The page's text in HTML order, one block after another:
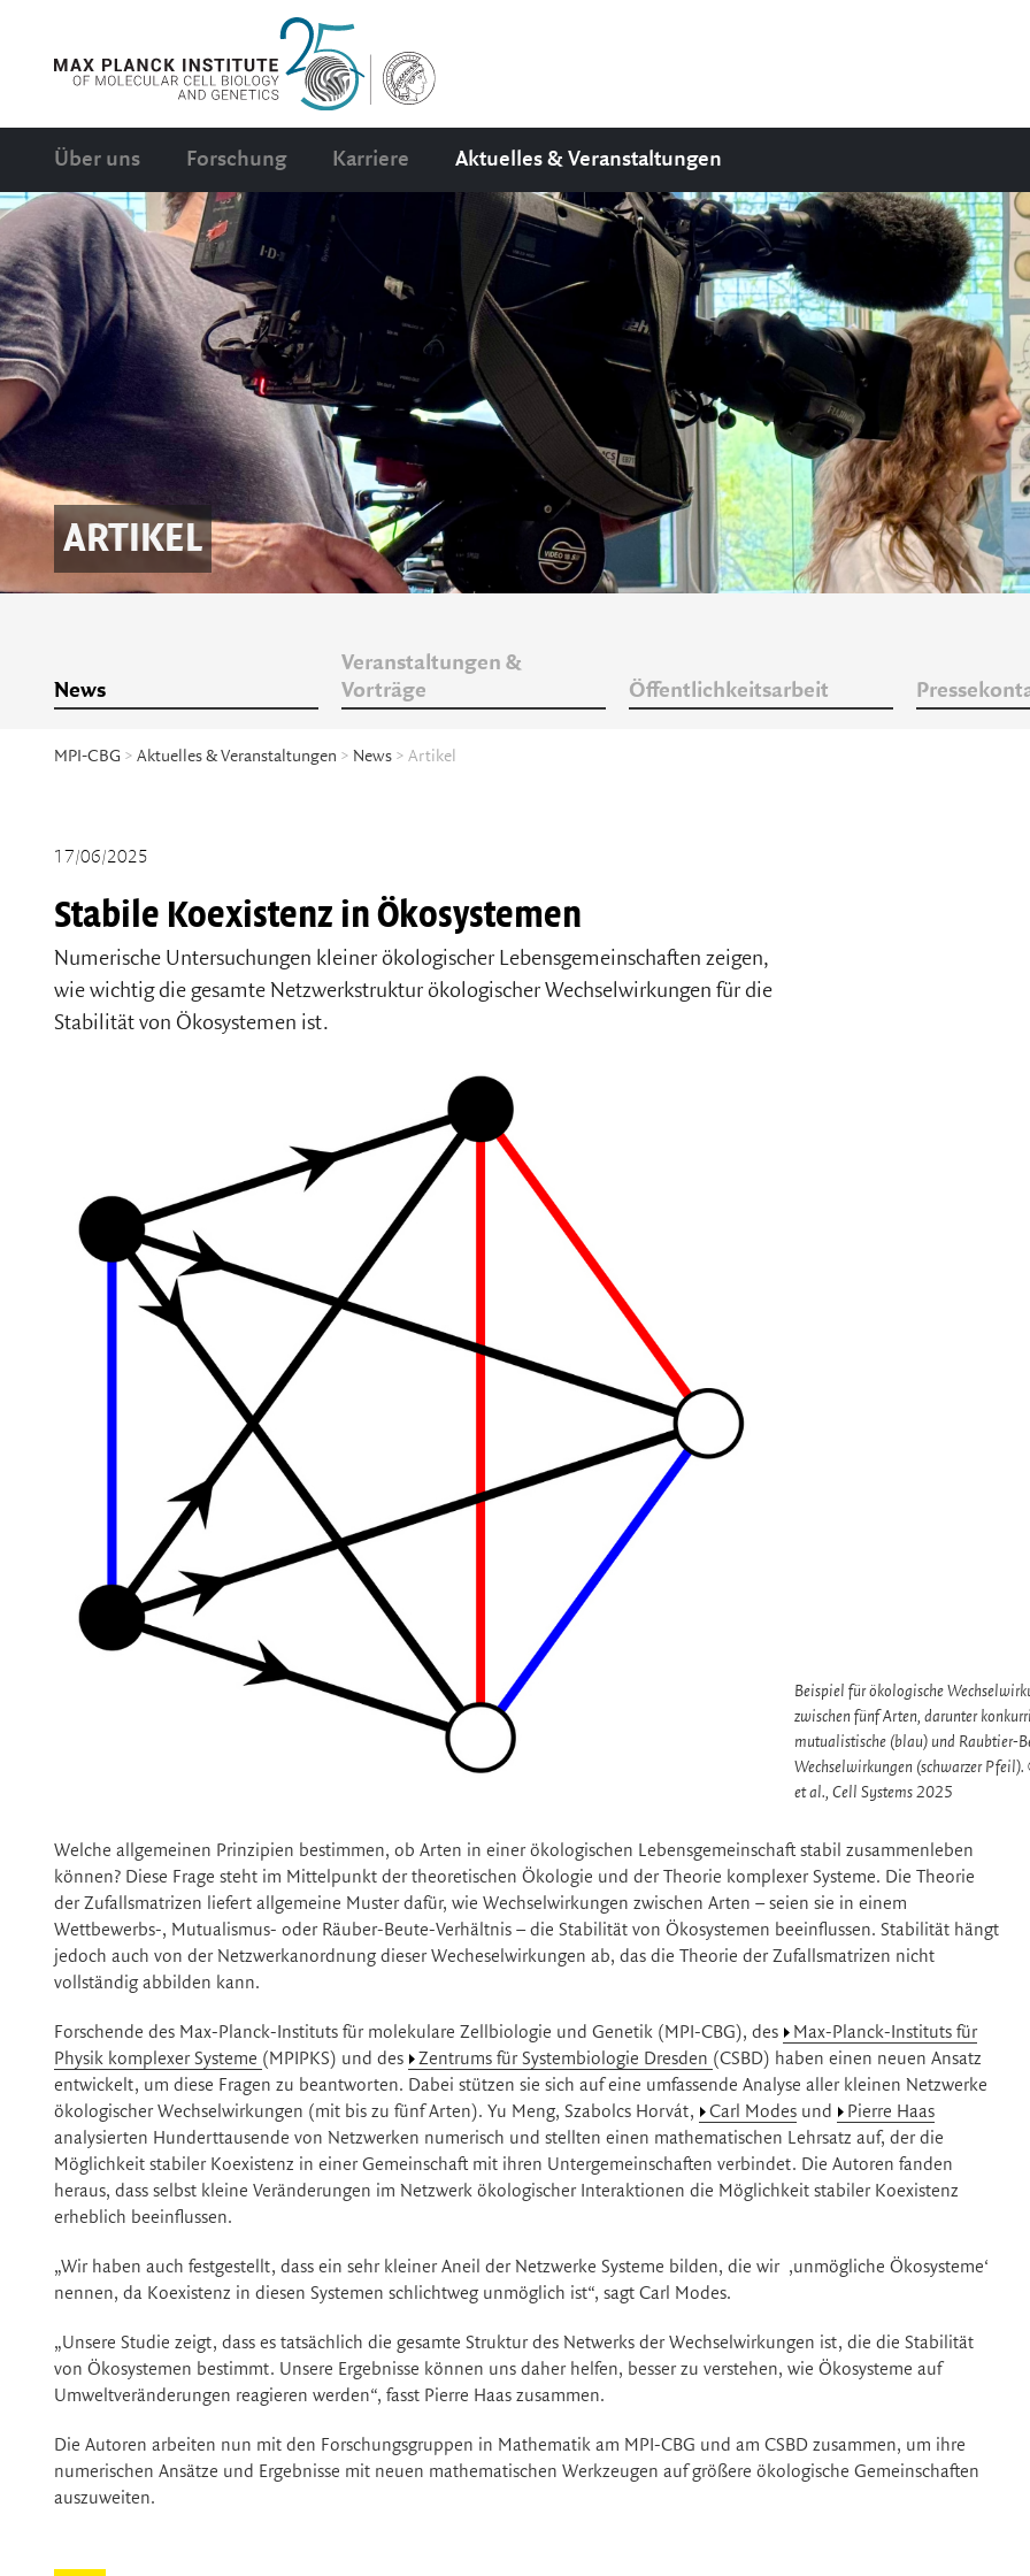
Über uns Forschung Karriere Aktuelles & Veranstaltungen
ARTIKEL
News
Veranstaltungen &
Vorträge
Öffentlichkeitsarbeit
MPI-CBG > Aktuelles & Veranstaltungen > News > Artikel
17/06/2025
Stabile Koexistenz in Ökosystemen
Numerische Untersuchungen kleiner ökologischer Lebensgemeinschaften zeigen,
wie wichtig die gesamte Netzwerkstruktur ökologischer Wechselwirkungen für die
Stabilität von Ökosystemen ist.
Beispiel für ökologische
zwischen fünf Arten, darunter
mutualistische (blau) und Raubtier-
Wechselwirkungen (schwarzer
et al., Cell Systems 2025
Welche allgemeinen Prinzipien bestimmen, ob Arten in einer ökologischen Lebensgemeinschaft stabil zusammenleben
können? Diese Frage steht im Mittelpunkt der theoretischen Ökologie und der Theorie komplexer Systeme. Die Theorie
der Zufallsmatrizen liefert allgemeine Muster dafür, wie Wechselwirkungen zwischen Arten – seien sie in einem
Wettbewerbs-, Mutualismus- oder Räuber-Beute-Verhältnis – die Stabilität von Ökosystemen beeinflussen. Stabilität hängt
jedoch auch von der Netzwerkanordnung dieser Wecheselwirkungen ab, das die Theorie der Zufallsmatrizen nicht
vollständig abbilden kann.
Forschende des Max-Planck-Instituts für molekulare Zellbiologie und Genetik (MPI-CBG), des
Max-Planck-Instituts für
Physik komplexer Systeme (MPIPKS) und des Zentrums für Systembiologie Dresden (CSBD) haben einen neuen Ansatz
entwickelt, um diese Fragen zu beantworten. Dabei stützen sie sich auf eine umfassende Analyse aller kleinen Netzwerke
ökologischer Wechselwirkungen (mit bis zu fünf Arten). Yu Meng, Szabolcs Horvát,
Carl Modes und
Pierre Haas
analysierten Hunderttausende von Netzwerken numerisch und stellten einen mathematischen Lehrsatz auf, der die
Möglichkeit stabiler Koexistenz in einer Gemeinschaft mit ihren Untergemeinschaften verbindet. Die Autoren fanden
heraus, dass selbst kleine Veränderungen im Netzwerk ökologischer Interaktionen die Möglichkeit stabiler Koexistenz
erheblich beeinflussen.
„Wir haben auch festgestellt, dass ein sehr kleiner Aneil der Netzwerke Systeme bilden, die wir ‚unmögliche Ökosysteme‘
nennen, da Koexistenz in diesen Systemen schlichtweg unmöglich ist“, sagt Carl Modes.
„Unsere Studie zeigt, dass es tatsächlich die gesamte Struktur des Netwerks der Wechselwirkungen ist, die die Stabilität
von Ökosystemen bestimmt. Unsere Ergebnisse können uns daher helfen, besser zu verstehen, wie Ökosysteme auf
Umweltveränderungen reagieren werden“, fasst Pierre Haas zusammen.
Die Autoren arbeiten nun mit den Forschungsgruppen in Mathematik am MPI-CBG und am CSBD zusammen, um ihre
numerischen Ansätze und Ergebnisse mit neuen mathematischen Werkzeugen auf größere ökologische Gemeinschaften
auszuweiten.